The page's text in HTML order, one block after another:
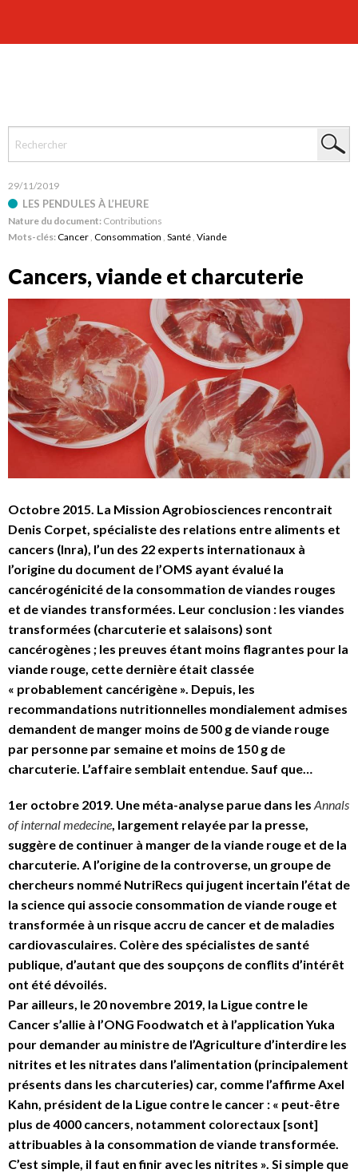
29/11/2019
LES PENDULES À L’HEURE
Nature du document: Contributions
Mots-clés:Cancer , Consommation , Santé , Viande
Cancers, viande et charcuterie
Octobre 2015. La Mission Agrobiosciences rencontrait
Denis Corpet, spécialiste des relations entre aliments et
cancers (Inra), l’un des 22 experts internationaux à
l’origine du document de l’OMS ayant évalué la
cancérogénicité de la consommation de viandes rouges
et de viandes transformées. Leur conclusion : les viandes
transformées (charcuterie et salaisons) sont
cancérogènes ; les preuves étant moins flagrantes pour la
viande rouge, cette dernière était classée
« probablement cancérigène ». Depuis, les
recommandations nutritionnelles mondialement admises
demandent de manger moins de 500 g de viande rouge
par personne par semaine et moins de 150 g de
charcuterie. L’affaire semblait entendue. Sauf que…
1er octobre 2019. Une méta-analyse parue dans les Annals
of internal medecine, largement relayée par la presse,
suggère de continuer à manger de la viande rouge et de la
charcuterie. A l’origine de la controverse, un groupe de
chercheurs nommé NutriRecs qui jugent incertain l’état de
la science qui associe consommation de viande rouge et
transformée à un risque accru de cancer et de maladies
cardiovasculaires. Colère des spécialistes de santé
publique, d’autant que des soupçons de conflits d’intérêt
ont été dévoilés.
Par ailleurs, le 20 novembre 2019, la Ligue contre le
Cancer s’allie à l’ONG Foodwatch et à l’application Yuka
pour demander au ministre de l’Agriculture d’interdire les
nitrites et les nitrates dans l’alimentation (principalement
présents dans les charcuteries) car, comme l’affirme Axel
Kahn, président de la Ligue contre le cancer : « peut-être
plus de 4000 cancers, notamment colorectaux [sont]
attribuables à la consommation de viande transformée.
C’est simple, il faut en finir avec les nitrites ». Si simple que